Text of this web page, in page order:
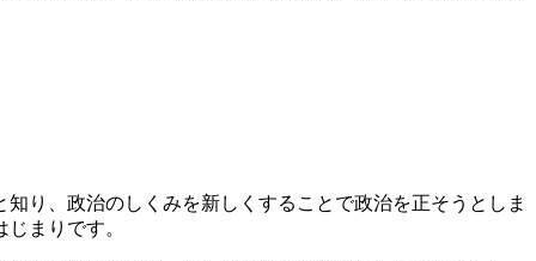
り、政治のしくみを新しくすることで政治を正そうとしま
まりです。